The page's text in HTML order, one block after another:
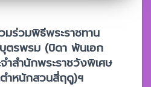
มร่วมพิธีพระราชทาน
ตรพรม (บิดา พันเอก
สำนักพระราชวังพิเศษ
ำหนักสวนสี่ฤดู)ฯ